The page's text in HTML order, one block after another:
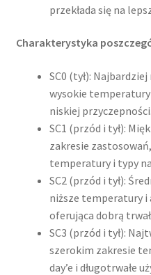
przekłada się na
Charakterystyka
SC0 (tył):
wysokie temperatury
niskiej przyczepności.
SC1 (przód i tył):
zakresie
temperatury i typy
SC2 (przód i tył):
niższe temperatury i
oferująca dobrą
SC3 (przód i tył):
szerokim zakresie
day’e i długotrwałe